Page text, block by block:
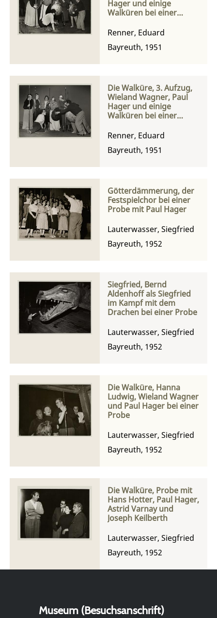
Hager und einige
Walküren bei einer
Renner, Eduard
Bayreuth, 1951
Die Walküre, 3. Aufzug,
Wieland Wagner, Paul
Hager und einige
Walküren bei einer
Renner, Eduard
Bayreuth, 1951
Götterdämmerung, der
Festspielchor bei einer
Probe mit Paul Hager
Lauterwasser, Siegfried
Bayreuth, 1952
Siegfried, Bernd
Aldenhoff als Siegfried
im Kampf mit dem
Drachen bei einer Probe
Lauterwasser, Siegfried
Bayreuth, 1952
Die Walküre, Hanna
Ludwig, Wieland Wagner
und Paul Hager bei einer
Probe
Lauterwasser, Siegfried
Bayreuth, 1952
Die Walküre, Probe mit
Hans Hotter, Paul Hager,
Astrid Varnay und
Joseph Keilberth
Lauterwasser, Siegfried
Bayreuth, 1952
Museum (Besuchsanschrift)